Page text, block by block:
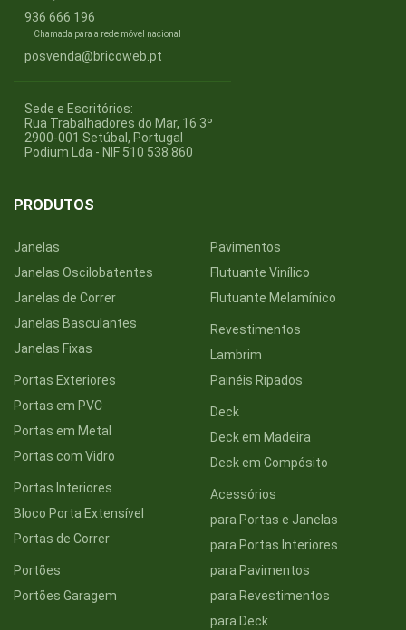
936 666 196
Chamada para a rede móvel nacional
posvenda@bricoweb.pt
Sede e Escritórios:
Rua Trabalhadores do Mar, 16 3º
2900-001 Setúbal, Portugal
Podium Lda - NIF 510 538 860
PRODUTOS
Janelas
Janelas Oscilobatentes
Janelas de Correr
Janelas Basculantes
Janelas Fixas
Portas Exteriores
Portas em PVC
Portas em Metal
Portas com Vidro
Portas Interiores
Bloco Porta Extensível
Portas de Correr
Portões
Portões Garagem
Pavimentos
Flutuante Vinílico
Flutuante Melamínico
Revestimentos
Lambrim
Painéis Ripados
Deck
Deck em Madeira
Deck em Compósito
Acessórios
para Portas e Janelas
para Portas Interiores
para Pavimentos
para Revestimentos
para Deck